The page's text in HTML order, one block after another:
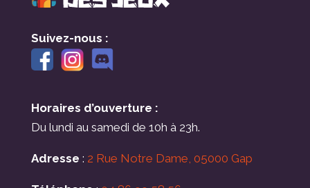
Suivez-nous :
Horaires d’ouverture :
Du lundi au samedi de 10h à 23h.
Adresse : 2 Rue Notre Dame, 05000 Gap